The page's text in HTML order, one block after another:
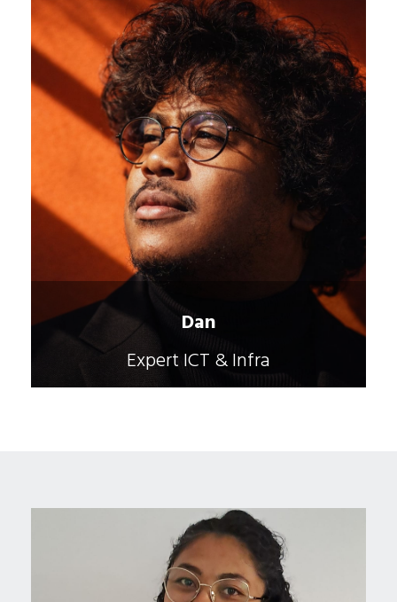
Dan
Expert ICT & Infra